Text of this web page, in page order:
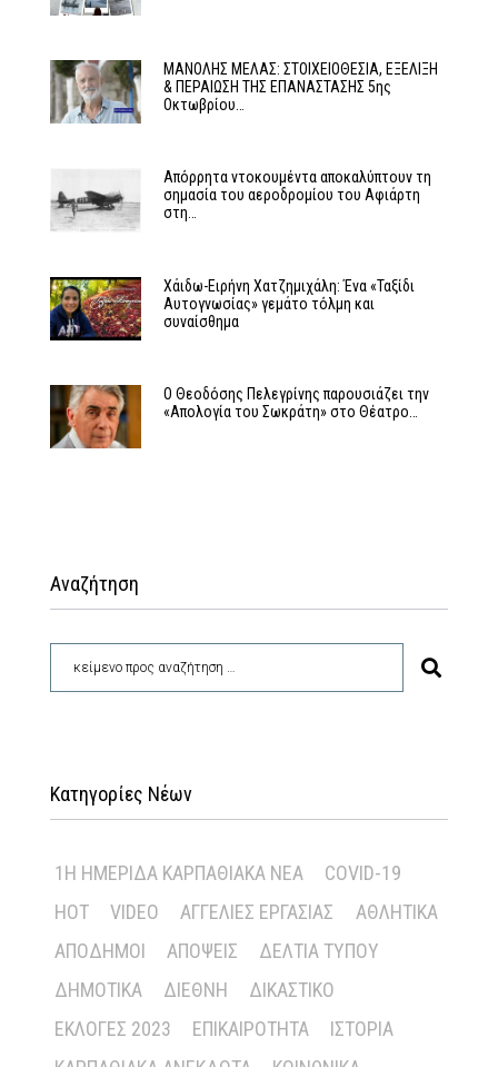
MΑΝΟΛΗΣ ΜΕΛΑΣ: ΣΤΟΙΧΕΙΟΘΕΣΙΑ, ΕΞΕΛΙΞΗ
& ΠΕΡΑΙΩΣΗ ΤΗΣ ΕΠΑΝΑΣΤΑΣΗΣ 5ης
Οκτωβρίου…
Απόρρητα ντοκουμέντα αποκαλύπτουν τη
σημασία του αεροδρομίου του Αφιάρτη
στη…
Χάιδω-Ειρήνη Χατζημιχάλη: Ένα «Ταξίδι
Αυτογνωσίας» γεμάτο τόλμη και
συναίσθημα
Ο Θεοδόσης Πελεγρίνης παρουσιάζει την
«Απολογία του Σωκράτη» στο Θέατρο…
Αναζήτηση
Κατηγορίες Νέων
1Η ΗΜΕΡΊΔΑ ΚΑΡΠΑΘΙΑΚΆ ΝΈΑ
COVID-19
HOT
VIDEO ΑΓΓΕΛΊΕΣ ΕΡΓΑΣΊΑΣ
ΑΘΛΗΤΙΚΆ
ΑΠΌΔΗΜΟΙ
ΑΠΌΨΕΙΣ
ΔΕΛΤΊΑ ΤΎΠΟΥ
ΔΗΜΟΤΙΚΆ
ΔΙΕΘΝΉ
ΔΙΚΑΣΤΙΚΌ
ΕΚΛΟΓΈΣ 2023
ΕΠΙΚΑΙΡΌΤΗΤΑ
ΙΣΤΟΡΊΑ